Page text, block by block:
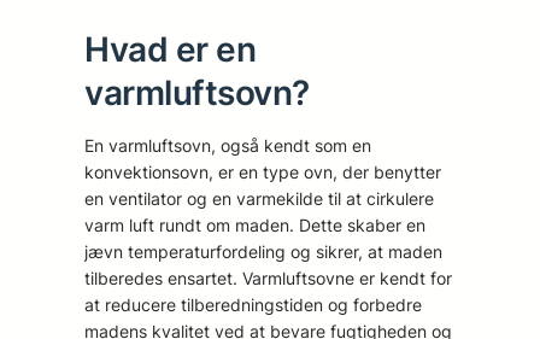
Hvad er en
varmluftsovn?
En varmluftsovn, også kendt som en
konvektionsovn, er en type ovn, der benytter
en ventilator og en varmekilde til at cirkulere
varm luft rundt om maden. Dette skaber en
jævn temperaturfordeling og sikrer, at maden
tilberedes ensartet. Varmluftsovne er kendt for
at reducere tilberedningstiden og forbedre
madens kvalitet ved at bevare fugtigheden og